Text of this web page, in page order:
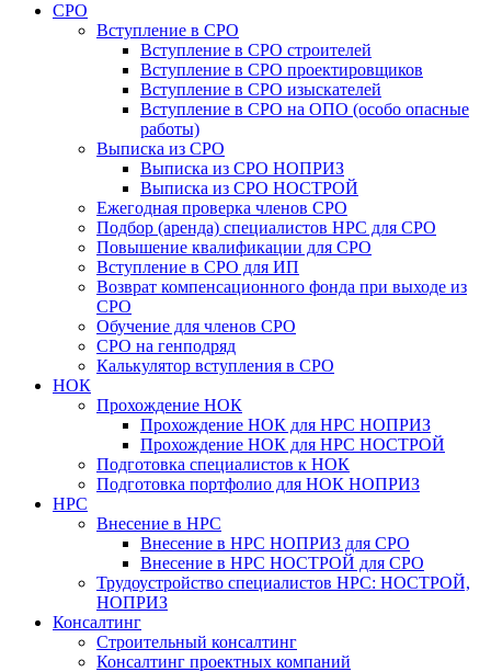
СРО
Вступление в СРО
Вступление в СРО строителей
Вступление в СРО проектировщиков
Вступление в СРО изыскателей
Вступление в СРО на ОПО (особо опасные
работы)
Выписка из СРО
Выписка из СРО НОПРИЗ
Выписка из СРО НОСТРОЙ
Ежегодная проверка членов СРО
Подбор (аренда) специалистов НРС для СРО
Повышение квалификации для СРО
Вступление в СРО для ИП
Возврат компенсационного фонда при выходе из
СРО
Обучение для членов СРО
СРО на генподряд
Калькулятор вступления в СРО
НОК
Прохождение НОК
Прохождение НОК для НРС НОПРИЗ
Прохождение НОК для НРС НОСТРОЙ
Подготовка специалистов к НОК
Подготовка портфолио для НОК НОПРИЗ
НРС
Внесение в НРС
Внесение в НРС НОПРИЗ для СРО
Внесение в НРС НОСТРОЙ для СРО
Трудоустройство специалистов НРС: НОСТРОЙ,
НОПРИЗ
Консалтинг
Строительный консалтинг
Консалтинг проектных компаний